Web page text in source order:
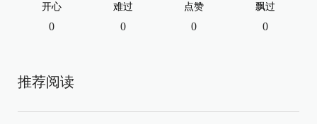
开心
0
难过
0
点赞
0
飘过
0
推荐阅读